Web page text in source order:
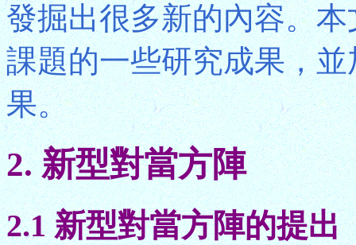
發掘出很多新的內容。
課題的一些研究成果，
果。
2. 新型對當方陣
2.1 新型對當方陣的提出